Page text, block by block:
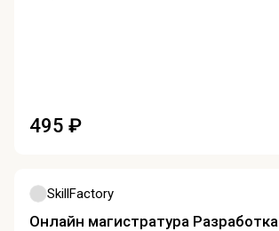
495 ₽
SkillFactory
Онлайн магистратура Разработка